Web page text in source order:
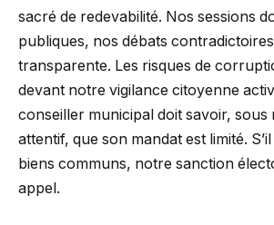
sacré de redevabilité. Nos sessions
publiques, nos débats
transparente. Les risques de
devant notre vigilance citoyenne
conseiller municipal doit savoir, sous
attentif, que son mandat est limité.
biens communs, notre sanction
appel.